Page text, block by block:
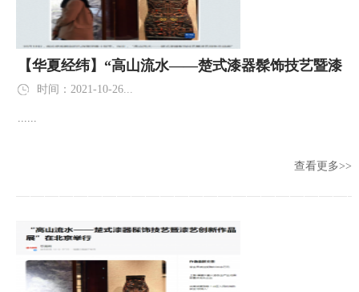
【华夏经纬】“高山流水——楚式漆器髹饰技艺暨漆
艺创新作品展”在北京举行
时间：2021-10-26...
......
查看更多>>